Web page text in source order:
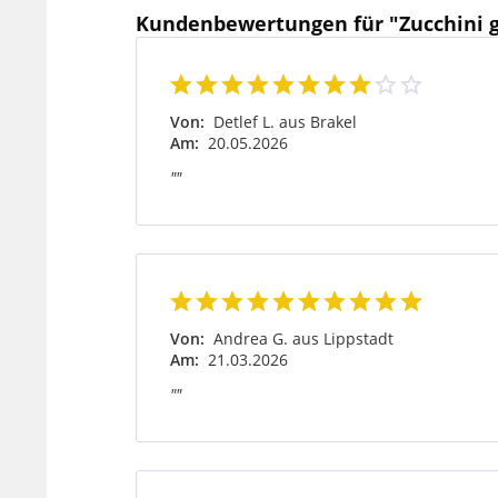
Kundenbewertungen für "Zucchini
Von: Detlef L. aus Brakel
Am: 20.05.2026
""
Von: Andrea G. aus Lippstadt
Am: 21.03.2026
""